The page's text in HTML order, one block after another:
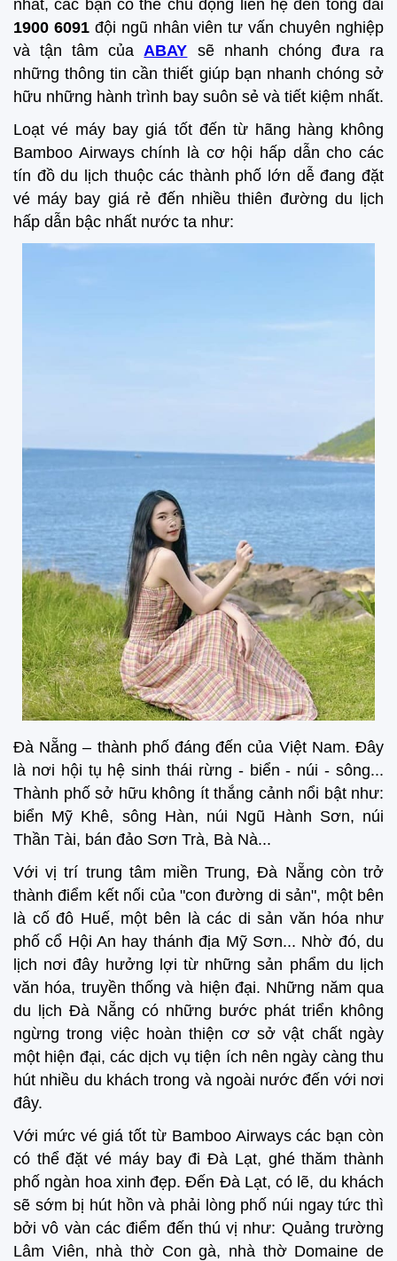
nhất, các bạn có thể chủ động liên hệ đến tổng đài
1900 6091đội ngũ nhân viên tư vấn chuyên nghiệp
và tận tâm củaABAY sẽ nhanh chóng đưa ra
những thông tin cần thiết giúp bạn nhanh chóng sở
hữu những hành trình bay suôn sẻ và tiết kiệm nhất.
Loạt vé máy bay giá tốt đến từ hãng hàng không
Bamboo Airways chính là cơ hội hấp dẫn cho các
tín đồ du lịch thuộc các thành phố lớn dễ đang đặt
vé máy bay giá rẻ đến nhiều thiên đường du lịch
hấp dẫn bậc nhất nước ta như:
Đà Nẵng – thành phố đáng đến của Việt Nam. Đây
là nơi hội tụ hệ sinh thái rừng - biển - núi - sông...
Thành phố sở hữu không ít thắng cảnh nổi bật như:
biển Mỹ Khê, sông Hàn, núi Ngũ Hành Sơn, núi
Thần Tài, bán đảo Sơn Trà, Bà Nà...
Với vị trí trung tâm miền Trung, Đà Nẵng còn trở
thành điểm kết nối của "con đường di sản", một bên
là cố đô Huế, một bên là các di sản văn hóa như
phố cổ Hội An hay thánh địa Mỹ Sơn... Nhờ đó, du
lịch nơi đây hưởng lợi từ những sản phẩm du lịch
văn hóa, truyền thống và hiện đại. Những năm qua
du lịch Đà Nẵng có những bước phát triển không
ngừng trong việc hoàn thiện cơ sở vật chất ngày
một hiện đại, các dịch vụ tiện ích nên ngày càng thu
hút nhiều du khách trong và ngoài nước đến với nơi
đây.
Với mức vé giá tốt từ Bamboo Airways các bạn còn
có thể đặt vé máy bay đi Đà Lạt, ghé thăm thành
phố ngàn hoa xinh đẹp. Đến Đà Lạt, có lẽ, du khách
sẽ sớm bị hút hồn và phải lòng phố núi ngay tức thì
bởi vô vàn các điểm đến thú vị như: Quảng trường
Lâm Viên, nhà thờ Con gà, nhà thờ Domaine de